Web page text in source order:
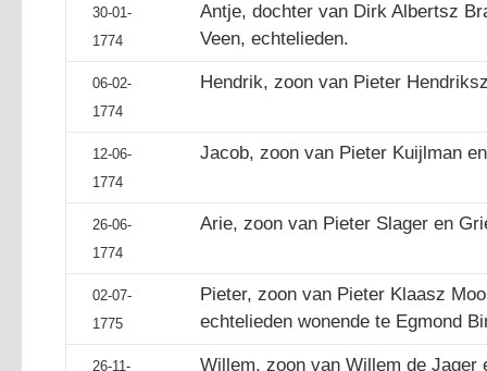
30-01-
1774
Antje, dochter van Dirk Albertsz
Veen, echtelieden.
06-02-
1774
Hendrik, zoon van Pieter
12-06-
1774
Jacob, zoon van Pieter Kuijlman
26-06-
1774
Arie, zoon van Pieter Slager en
02-07-
1775
Pieter, zoon van Pieter Klaasz
echtelieden wonende te Egmond
26-11-
Willem, zoon van Willem de Jager